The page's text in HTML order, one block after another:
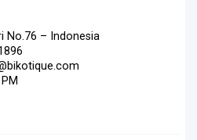
No.76 – Indonesia